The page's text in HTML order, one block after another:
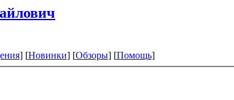
] [Новинки] [Обзоры] [Помощь]